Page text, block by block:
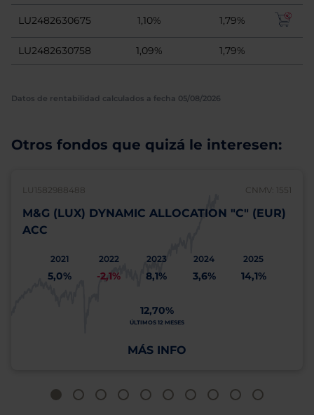
LU2482630675 1,10% 1,79%
LU2482630758 1,09% 1,79%
Datos de rentabilidad calculados a fecha 05/08/2026
Otros fondos que quizá le interesen:
LU1582988488 CNMV: 1551
M&G (LUX) DYNAMIC ALLOCATION "C" (EUR)
ACC
2021
5,0%
2022
-2,1%
2023
8,1%
2024
3,6%
2025
14,1%
12,70%
ÚLTIMOS 12 MESES
MÁS INFO